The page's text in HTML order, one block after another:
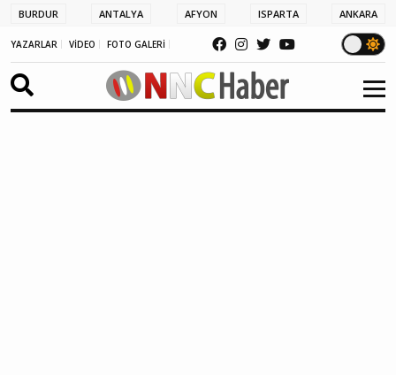
BURDUR ANTALYA AFYON ISPARTA ANKARA
YAZARLAR VİDEO FOTO GALERİ